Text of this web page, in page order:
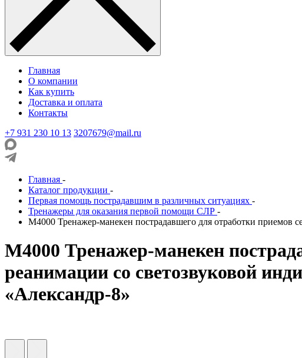
Главная
О компании
Как купить
Доставка и оплата
Контакты
+7 931 230 10 13 3207679@mail.ru
Главная -
Каталог продукции -
Первая помощь пострадавшим в различных ситуациях -
Тренажеры для оказания первой помощи СЛР -
М4000 Тренажер-манекен пострадавшего для отработки приемов
М4000 Тренажер-манекен
реанимации со светозвуковой
«Александр-8»